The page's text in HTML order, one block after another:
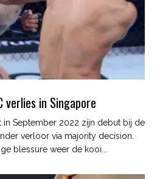
verlies in Singapore
in September 2022 zijn debut bij de
verloor via majority decision.
blessure weer de kooi...